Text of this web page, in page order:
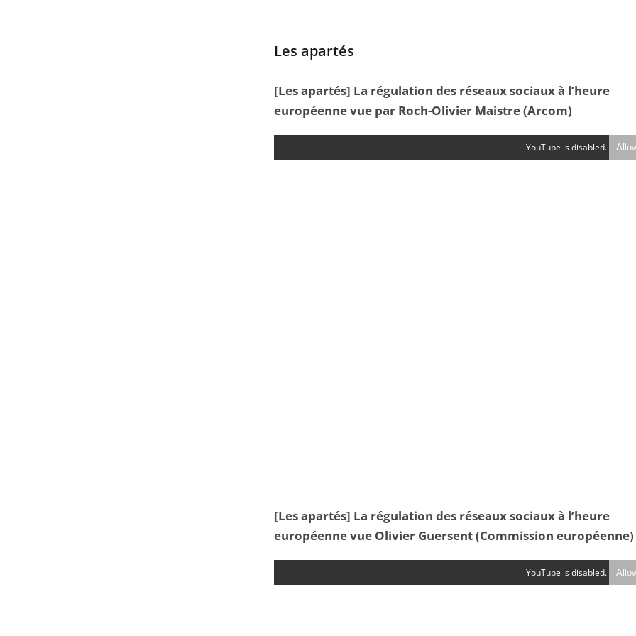
Les apartés
[Les apartés] La régulation des réseaux sociaux à l’heure
européenne vue par Roch-Olivier Maistre (Arcom)
YouTube is disabled.
[Les apartés] La régulation des réseaux sociaux à l’heure
européenne vue Olivier Guersent (Commission européenne)
YouTube is disabled.